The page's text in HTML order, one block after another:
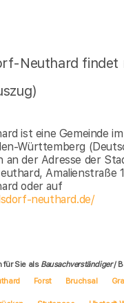
Neuthard findet
ist eine Gemeinde
Württemberg
an der Adresse der
Amalienstraße
oder auf
neuthard.de/
für Sie als Bausachverständiger/
Forst Bruchsal